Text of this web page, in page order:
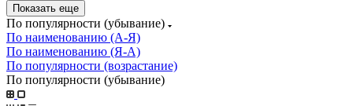
Показать еще
По популярности (убывание)
По наименованию (А-Я)
По наименованию (Я-А)
По популярности (возрастание)
По популярности (убывание)